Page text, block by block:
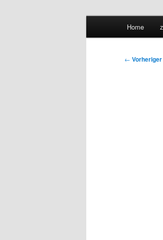
Zum
Zum
Home
← Vorheriger